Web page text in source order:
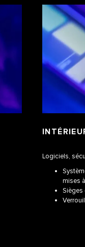
Logiciels,
mises
Sièges